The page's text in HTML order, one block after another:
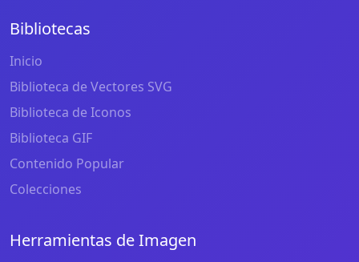
Bibliotecas
Inicio
Biblioteca de Vectores SVG
Biblioteca de Iconos
Biblioteca GIF
Contenido Popular
Colecciones
Herramientas de Imagen